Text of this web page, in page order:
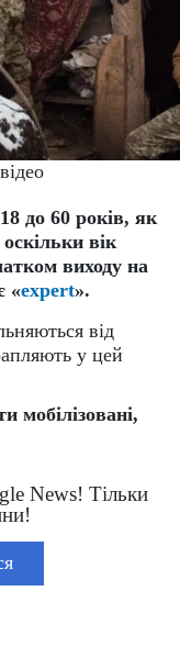
до 60 років, як
вік
виходу на
«expert».
від
у цей
мобілізовані,
News! Тільки